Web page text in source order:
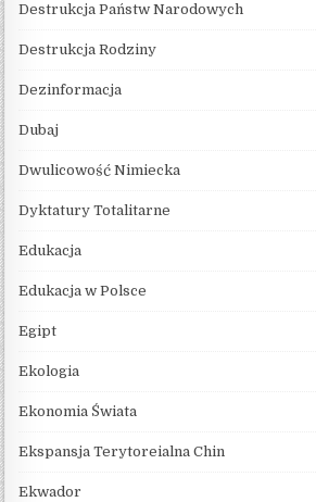
Destrukcja Państw Narodowych
Destrukcja Rodziny
Dezinformacja
Dubaj
Dwulicowość Nimiecka
Dyktatury Totalitarne
Edukacja
Edukacja w Polsce
Egipt
Ekologia
Ekonomia Świata
Ekspansja Terytoreialna Chin
Ekwador